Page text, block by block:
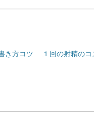
き方コツ
１回の射精の